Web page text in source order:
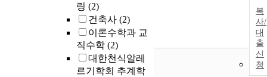
링 (2)
건축사 (2)
이론수학과 교
직수학 (2)
대한천식알레
르기학회 추계학
복
사/
대
출
신
청